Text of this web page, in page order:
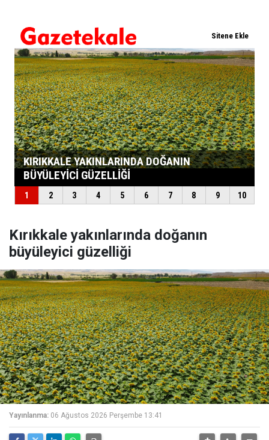
Kırıkkale yakınlarında doğanın
büyüleyici güzelliği
Yayınlanma: 06 Ağustos 2026 Perşembe 13:41